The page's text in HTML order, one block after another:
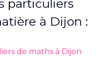
particuliers
à Dijon :
de maths à Dijon